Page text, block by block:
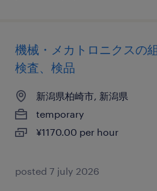
機械・メカトロニクスの
検査、検品
新潟県柏崎市, 新潟県
temporary
¥1170.00 per hour
posted 7 july 2026